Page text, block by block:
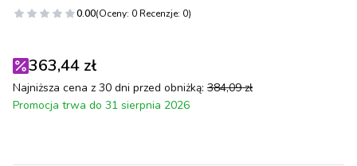
0.00(Oceny: 0 Recenzje: 0)
363,44 zł
Najniższa cena z 30 dni przed obniżką: 384,09 zł
Promocja trwa do 31 sierpnia 2026